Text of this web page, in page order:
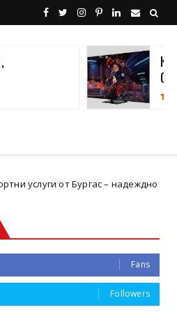
от Бургас – надеждно и сигурно
Fans
Followers